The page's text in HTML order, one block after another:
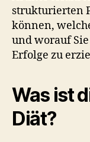
strukturierten
können,
und worauf
Erfolge zu
Was ist
Diät?